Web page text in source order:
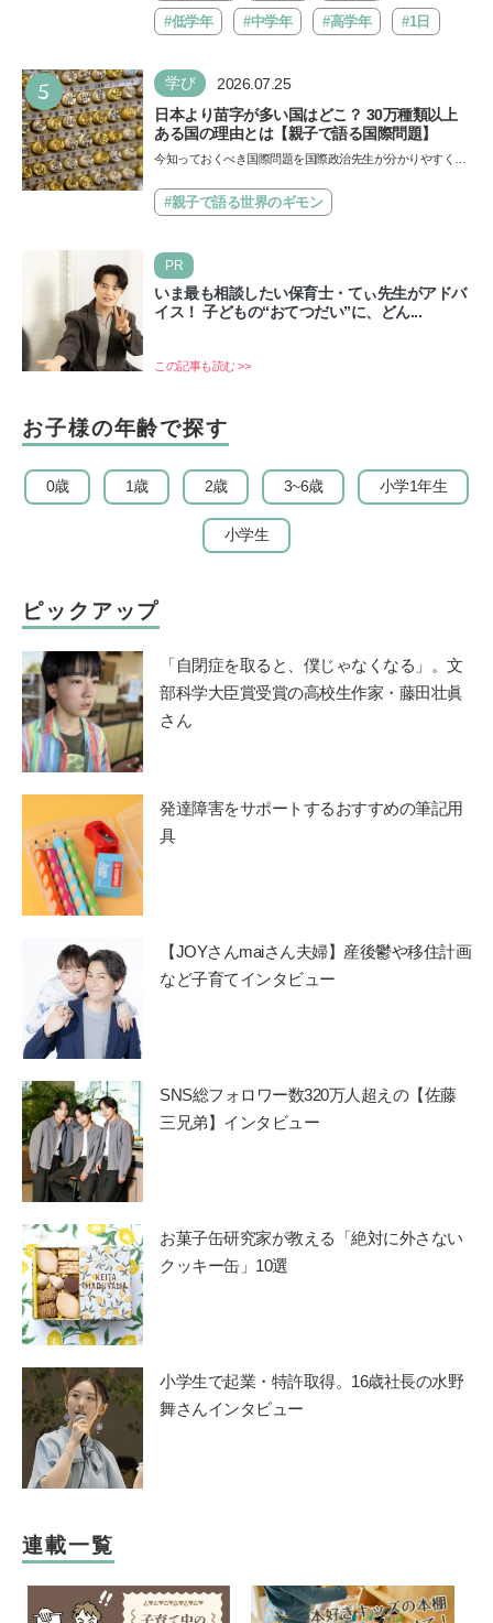
#低学年 #中学年 #高学年 #1日
5 学び 2026.07.25
日本より苗字が多い国はどこ？ 30万種類以上
ある国の理由とは【親子で語る国際問題】
今知っておくべき国際問題を国際政治先生が分かりやすく解
類…#親子で語る世界のギモン
PR
いま最も相談したい保育士・てぃ先生がアドバ
イス！ 子どもの“おてつだい”に、どん...
この記事も読む >>
お子様の年齢で探す
0歳 1歳 2歳 3~6歳 小学1年生
小学生
ピックアップ
「自閉症を取ると、僕じゃなくなる」。文
部科学大臣賞受賞の高校生作家・藤田壮眞
さん
発達障害をサポートするおすすめの筆記用
具
【JOYさんmaiさん夫婦】産後鬱や移住計画
など子育てインタビュー
SNS総フォロワー数320万人超えの【佐藤
三兄弟】インタビュー
お菓子缶研究家が教える「絶対に外さない
クッキー缶」10選
小学生で起業・特許取得。16歳社長の水野
舞さんインタビュー
連載一覧